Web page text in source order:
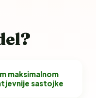
maksimalnom
sastojke